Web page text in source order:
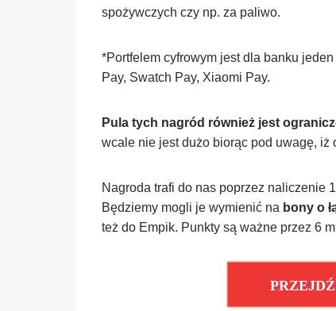
spożywczych czy np. za paliwo.
*Portfelem cyfrowym jest dla banku
Pay, Swatch Pay, Xiaomi Pay.
Pula tych nagród również jest
wcale nie jest dużo biorąc pod uwagę,
Nagroda trafi do nas poprzez naliczenie
Będziemy mogli je wymienić na bony o
też do Empik. Punkty są ważne przez 6